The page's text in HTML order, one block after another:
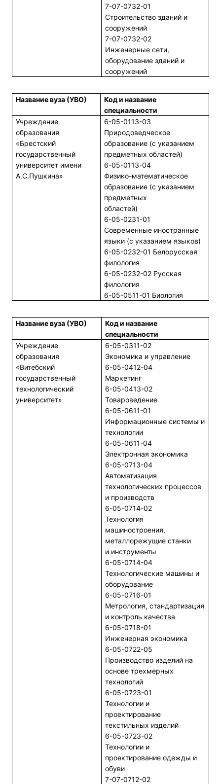
7-07-0732-01
Строительство зданий и
сооружений
7-07-0732-02
Инженерные сети,
оборудование зданий и
сооружений
Название вуза (УВО)
Код и название
специальности
Учреждение
образования
«Брестский
государственный
университет имени
А.С.Пушкина»
6-05-0113-03
Природоведческое
образование (с указанием
предметных областей)
6-05-0113-04
Физико-математическое
образование (с указанием
предметных
областей)
6-05-0231-01
Современные иностранные
языки (с указанием языков)
6-05-0232-01 Белорусская
филология
6-05-0232-02 Русская
филология
6-05-0511-01 Биология
Название вуза (УВО)
Код и название
специальности
Учреждение
образования
«Витебский
государственный
технологический
университет»
6-05-0311-02
Экономика и управление
6-05-0412-04
Маркетинг
6-05-0413-02
Товароведение
6-05-0611-01
Информационные системы и
технологии
6-05-0611-04
Электронная экономика
6-05-0713-04
Автоматизация
технологических процессов
и производств
6-05-0714-02
Технология
машиностроения,
металлорежущие станки
и инструменты
6-05-0714-04
Технологические машины и
оборудование
6-05-0716-01
Метрология, стандартизация
и контроль качества
6-05-0718-01
Инженерная экономика
6-05-0722-05
Производство изделий на
основе трехмерных
технологий
6-05-0723-01
Технологии и
проектирование
текстильных изделий
6-05-0723-02
Технологии и
проектирование одежды и
обуви
7-07-0712-02